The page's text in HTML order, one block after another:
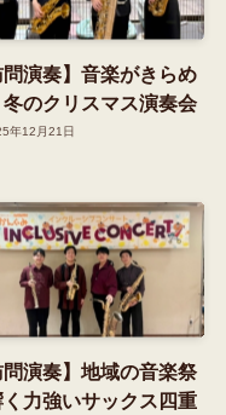
問演奏】音楽がきらめ
冬のクリスマス演奏会
年12月21日
問演奏】地域の音楽祭
力強いサックス四重